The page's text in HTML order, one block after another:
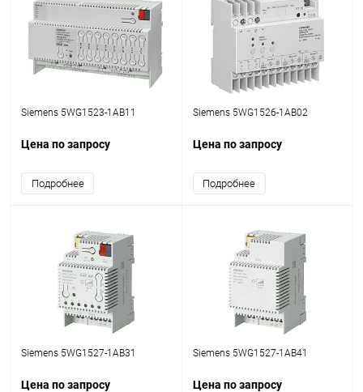
Siemens 5WG1523-1AB11
Цена по запросу
Подробнее
Siemens 5WG1526-1AB02
Цена по запросу
Подробнее
Siemens 5WG1527-1AB31
Цена по запросу
Siemens 5WG1527-1AB41
Цена по запросу